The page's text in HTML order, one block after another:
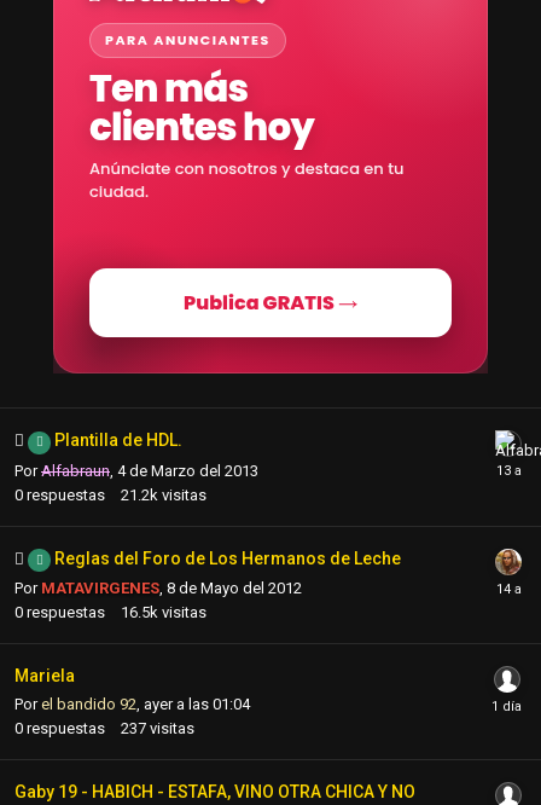
Plantilla de HDL.
PorAlfabraun 4 de Marzo del 2013
0 respuestas 21.2k visitas
Reglas del Foro de Los Hermanos de Leche
Por MATAVIRGENES, 8 de Mayo del 2012
0 respuestas 16.5k visitas
Mariela
Porel bandido 92, ayer a las 01:04
0 respuestas 237 visitas
Gaby 19 - HABICH - ESTAFA, VINO OTRA CHICA Y NO